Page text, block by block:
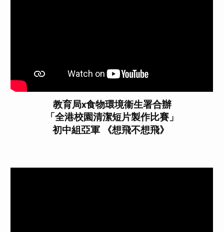
教育局x食物環境衞生署合辦
「全港校園清潔短片製作比賽」
初中組亞軍 《想飛不想飛》